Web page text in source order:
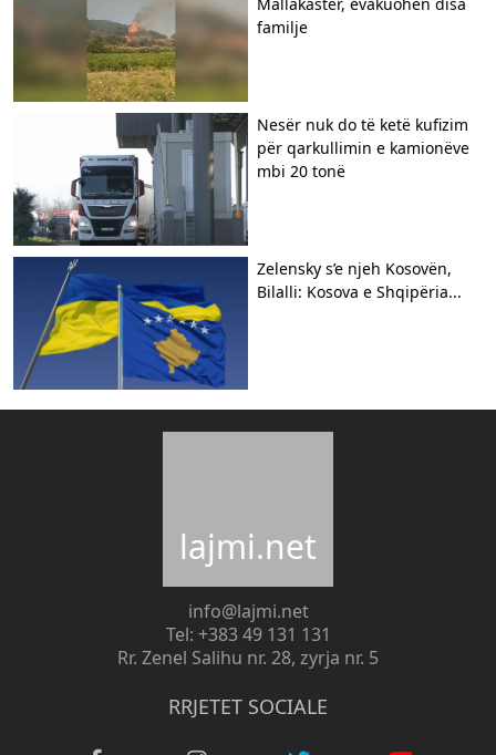
familje
Nesër nuk do të ketë kufizim
për qarkullimin e kamionëve
mbi 20 tonë
Zelensky s’e njeh Kosovën,
Bilalli: Kosova e Shqipëria...
lajmi.net
info@lajmi.net
Tel: +383 49 131 131
Rr. Zenel Salihu nr. 28, zyrja nr. 5
RRJETET SOCIALE